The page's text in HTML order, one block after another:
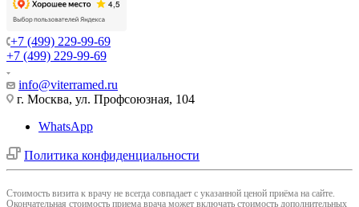
+7 (499) 229-99-69
+7 (499) 229-99-69
info@viterramed.ru
г. Москва, ул. Профсоюзная, 104
WhatsApp
Политика конфиденциальности
Cтоимость визита к врачу не всегда совпадает с указанной ценой приёма на сайте.
Окончательная стоимость приема врача может включать стоимость дополнительных